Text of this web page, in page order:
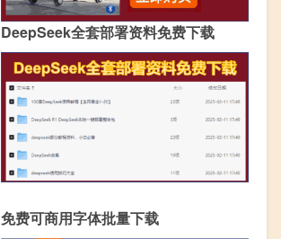
DeepSeek全套部署资料免费下载
免费可商用字体批量下载